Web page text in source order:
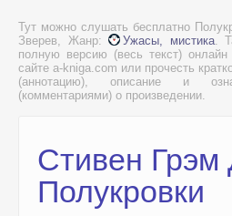
Тут можно слушать бесплатно
Зверев, Жанр:
Ужасы, мистика.
полную версию (весь текст)
сайте a-kniga.com или прочесть
(аннотацию), описание и
(комментариями) о произведении.
Стивен Грэм
Полукровки